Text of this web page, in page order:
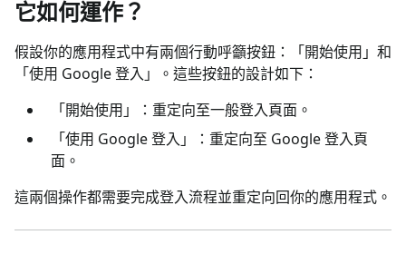
它如何運作？
假設你的應用程式中有兩個行動呼籲按鈕：「開始使用」和
「使用 Google 登入」。這些按鈕的設計如下：
「開始使用」：重定向至一般登入頁面。
「使用 Google 登入」：重定向至 Google 登入頁
面。
這兩個操作都需要完成登入流程並重定向回你的應用程式。